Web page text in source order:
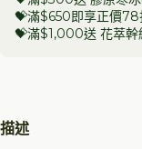
💝滿$650即享正價78
💝滿$1,000送 花萃幹
描述